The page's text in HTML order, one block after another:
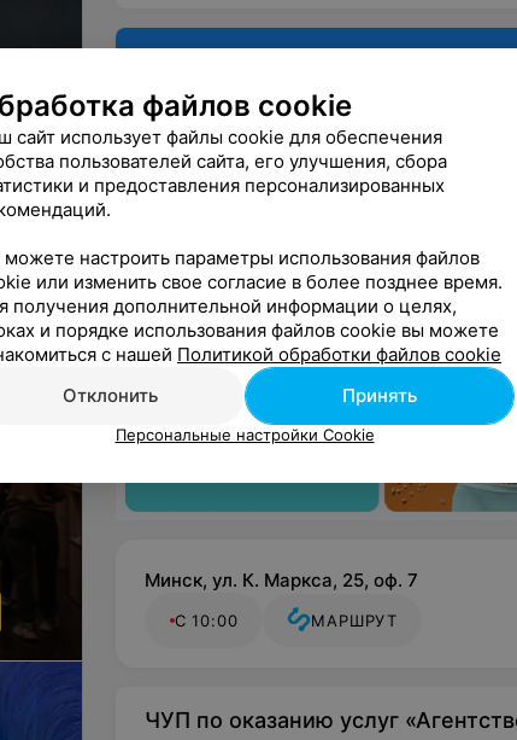
· Разработка образов и создание
· Прокат вечерних платьев для детей с
· Открытые семинары для детей и
шоуменами, диетологами
мнением
Минск, ул. К. Маркса, 25, оф. 7
С 10:00 МАРШРУТ
ЧУП по оказанию услуг
файлов cookie
сайт использует файлы cookie для обеспечения
пользователей сайта, его улучшения, сбора
и предоставления персонализированных
настроить параметры использования файлов
или изменить свое согласие в более позднее время.
получения дополнительной информации о целях,
и порядке использования файлов cookie вы можете
с нашей Политикой обработки файлов cookie
Отклонить
Принять
Персональные настройки Cookie